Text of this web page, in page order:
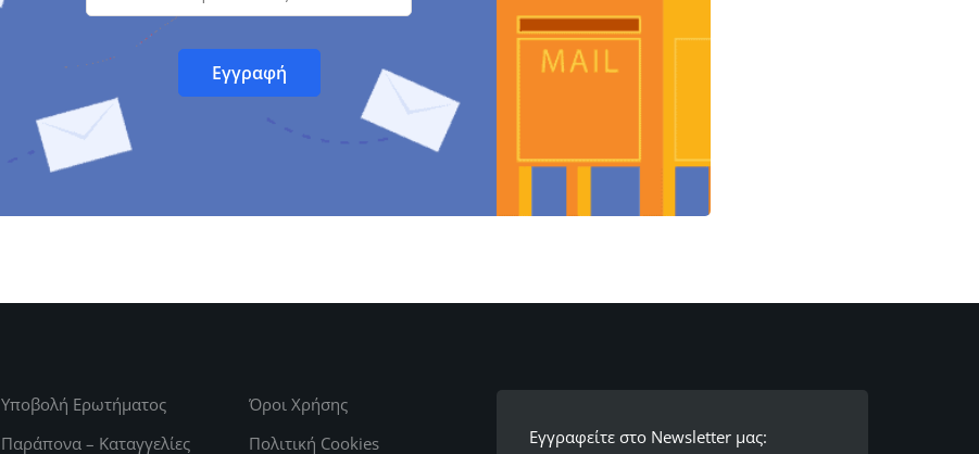
Υποβολή Ερωτήματος
Παράπονα – Καταγγελίες
Όροι Χρήσης
Πολιτική Cookies
Εγγραφείτε στο Newsletter μας: